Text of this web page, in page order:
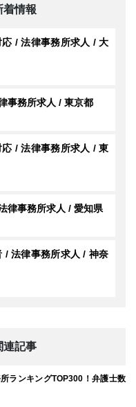
着情報
/ 法律事務所求人 / 大
事務所求人 / 東京都
/ 法律事務所求人 / 東
律事務所求人 / 愛知県
/ 法律事務所求人 / 神奈
連記事
ランキングTOP300！弁護士数